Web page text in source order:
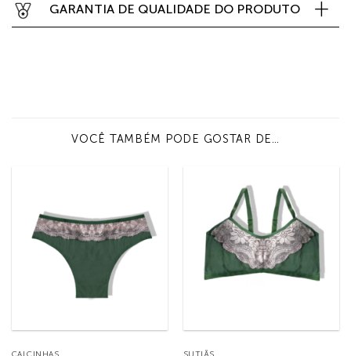
GARANTIA DE QUALIDADE DO PRODUTO
VOCÊ TAMBÉM PODE GOSTAR DE…